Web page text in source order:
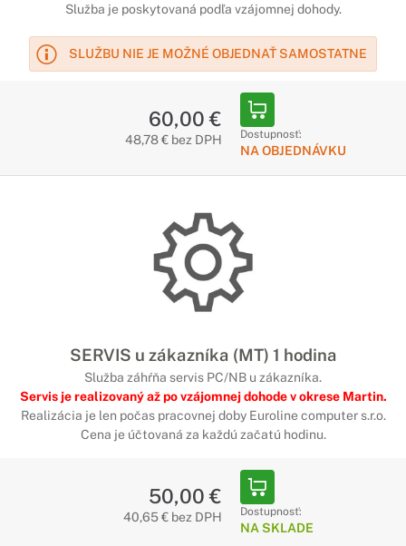
Služba je poskytovaná podľa vzájomnej dohody.
SLUŽBU NIE JE MOŽNÉ OBJEDNAŤ SAMOSTATNE
60,00 €
48,78 € bez DPH Dostupnosť:
NA OBJEDNÁVKU
SERVIS u zákazníka (MT) 1 hodina
Služba záhŕňa servis PC/NB u zákazníka.
Servis je realizovaný až po vzájomnej dohode v okrese Martin.
Realizácia je len počas pracovnej doby Euroline computer s.r.o.
Cena je účtovaná za každú začatú hodinu.
50,00 €
40,65 € bez DPH Dostupnosť:
NA SKLADE